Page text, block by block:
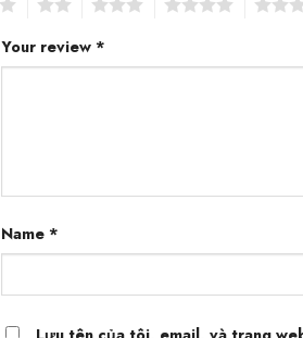
Your review *
Name *